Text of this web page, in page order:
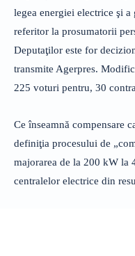
legea energiei electrice şi
referitor la prosumatorii
Deputaţilor este for
transmite Agerpres.
225 voturi pentru, 30
Ce înseamnă compensare
definiţia procesului de
majorarea de la 200 kW la
centralelor electrice din